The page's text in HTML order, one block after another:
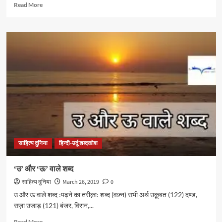
Read MoreRead
ट
साहित्य दुनिया हिन्दी-उर्दू शब्दकोश
‘उ’ और ‘ऊ’ वाले शब्द
साहित्य दुनिया March 26, 2019
0
उ और ऊ वाले शब्द :पढ़ने का तरीक़ा: शब्द (वज़्न) सभी अर्थ उक़ूबत (122) दण्ड,
सज़ा उजाड़ (121) बंजर, विरान,...
Read